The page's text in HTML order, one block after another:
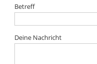
Betreff
Deine Nachricht